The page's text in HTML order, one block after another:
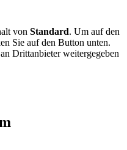
von Standard. Um auf den
Sie auf den Button unten.
Drittanbieter weitergegeben